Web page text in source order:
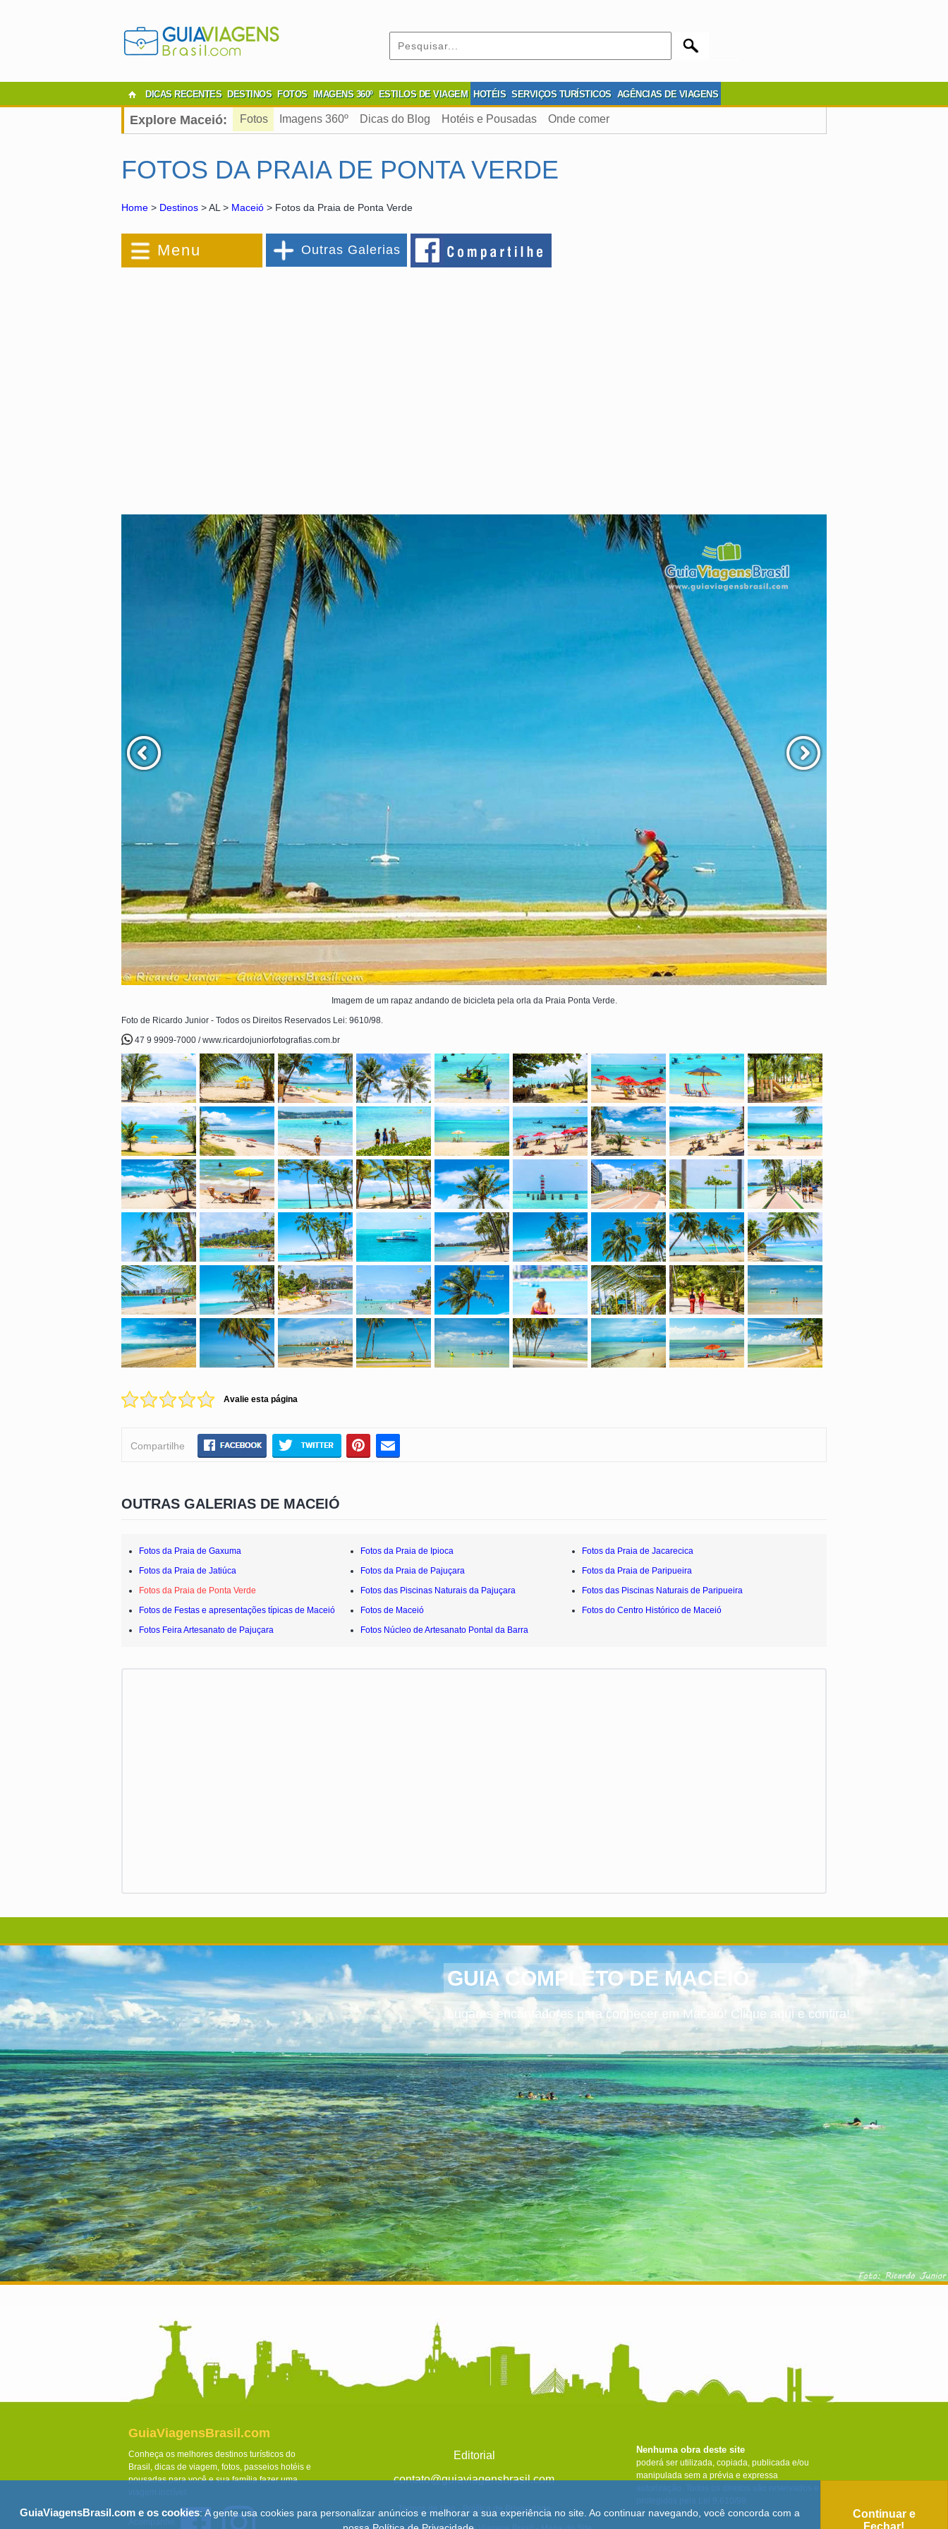
DICAS RECENTES DESTINOS FOTOS IMAGENS 360º ESTILOS DE VIAGEM HOTÉIS SERVIÇOS TURÍSTICOS AGÊNCIAS DE VIAGENS
Explore Maceió: Fotos Imagens 360º Dicas do Blog Hotéis e Pousadas Onde comer
FOTOS DA PRAIA DE PONTA VERDE
Home > Destinos > AL > Maceió > Fotos da Praia de Ponta Verde
Menu Outras Galerias
Imagem de um rapaz andando de bicicleta pela orla da Praia Ponta Verde.
Foto de Ricardo Junior - Todos os Direitos Reservados Lei: 9610/98.
47 9 9909-7000 / www.ricardojuniorfotografias.com.br
Avalie esta página
Compartilhe
OUTRAS GALERIAS DE MACEIÓ
Fotos da Praia de Gaxuma Fotos da Praia de Ipioca
Fotos da Praia de Jacarecica
Fotos da Praia de Jatiúca
Fotos da Praia de Pajuçara
Fotos da Praia de Paripueira
Fotos da Praia de Ponta Verde
Fotos das Piscinas Naturais da Pajuçara
Fotos das Piscinas Naturais de Paripueira
Fotos de Festas e apresentações típicas de Maceió
Fotos de Maceió
Fotos do Centro Histórico de Maceió
Fotos Feira Artesanato de Pajuçara
Fotos Núcleo de Artesanato Pontal da Barra
GUIA COMPLETO DE MACEIÓ
Lugares encantadores para conhecer em Maceió! Clique aqui e confira!
GuiaViagensBrasil.com
Conheça os melhores destinos turísticos do
Brasil, dicas de viagem, fotos, passeios hotéis e
pousadas para você e sua família fazer uma
viagem incrível.
Acompanhe:
Editorial
contato@guiaviagensbrasil.com
Termos de Uso
Política de Privacidade
Nenhuma obra deste site
poderá ser utilizada, copiada, publicada e/ou
manipulada sem a prévia e expressa
autorização. Todos os direitos são reservados e
protegidos pela Lei 9.610/98.
GuiaViagensBrasil.com e os cookies: A gente usa cookies para personalizar anúncios e melhorar a sua experiência no site. Ao continuar navegando, você concorda com a
Continuar e
Fechar!